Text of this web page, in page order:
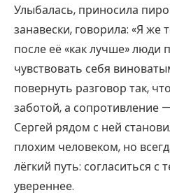
Улыбалась, приносила
занавески, говорила: «Я же
после её «как лучше»
чувствовать себя
повернуть разговор так,
заботой, а сопротивление
Сергей рядом с ней
плохим человеком, но
лёгкий путь: согласиться с
увереннее.